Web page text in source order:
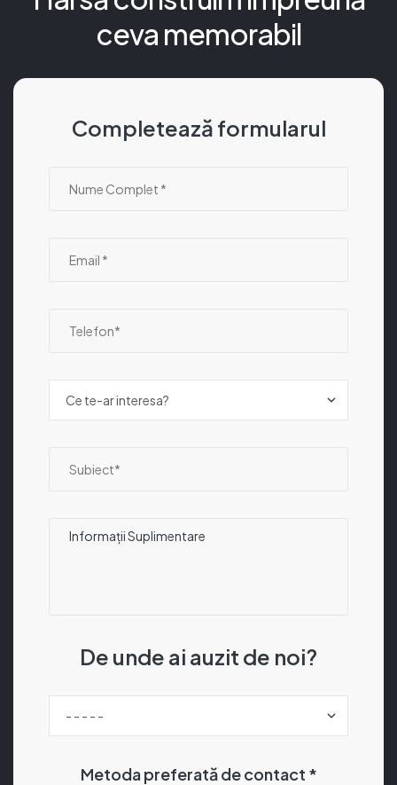
ceva memorabil
Completează formularul
De unde ai auzit de noi?
Metoda preferată de contact *